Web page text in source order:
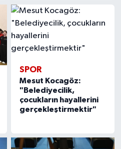
SPOR
Mesut Kocagöz:
"Belediyecilik,
çocukların hayallerini
gerçekleştirmektir"